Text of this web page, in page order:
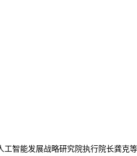
智能发展战略研究院执行院长龚克